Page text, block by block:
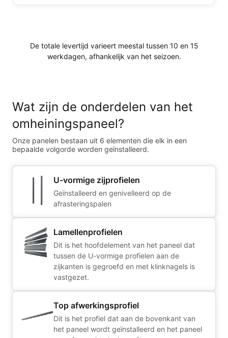
De totale levertijd varieert meestal tussen 10 en 15
werkdagen, afhankelijk van het seizoen.
Wat zijn de onderdelen van het
omheiningspaneel?
Onze panelen bestaan uit 6 elementen die elk in een
bepaalde volgorde worden geïnstalleerd.
U-vormige zijprofielen
Geïnstalleerd en genivelleerd op de
afrasteringspalen
Lamellenprofielen
Dit is het hoofdelement van het paneel dat
tussen de U-vormige profielen aan de
zijkanten is gegroefd en met klinknagels is
vastgezet.
Top afwerkingsprofiel
Dit is het profiel dat aan de bovenkant van
het paneel wordt geïnstalleerd en het paneel